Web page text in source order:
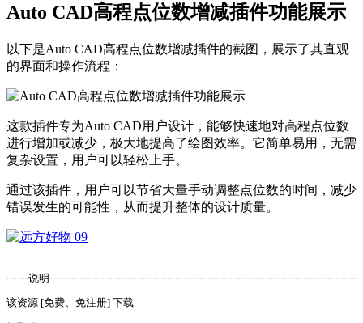
Auto CAD高程点位数增减插件功能展示
以下是Auto CAD高程点位数增减插件的截图，展示了其直观
的界面和操作流程：
这款插件专为Auto CAD用户设计，能够快速地对高程点位数
进行增加或减少，极大地提高了绘图效率。它简单易用，无需
复杂设置，用户可以轻松上手。
通过该插件，用户可以节省大量手动调整点位数的时间，减少
错误发生的可能性，从而提升整体的设计质量。
说明
该资源 [免费、免注册] 下载